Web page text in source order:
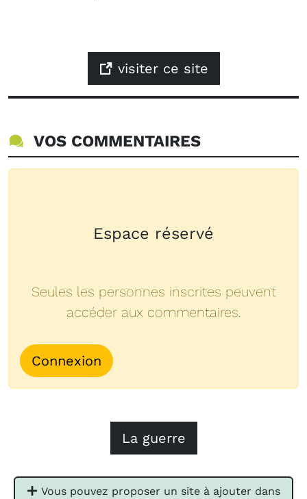
visiter ce site
VOS COMMENTAIRES
Espace réservé
Seules les personnes inscrites peuvent
accéder aux commentaires.
Connexion
La guerre
Vous pouvez proposer un site à ajouter dans